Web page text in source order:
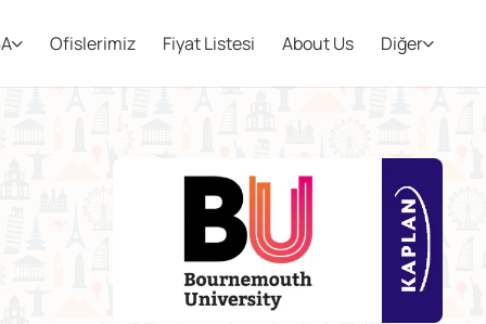
Ofislerimiz Fiyat Listesi About Us Diğer